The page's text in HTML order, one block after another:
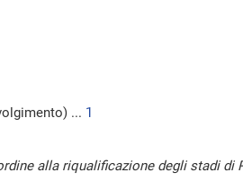
... 1
alla riqualificazione degli stadi di